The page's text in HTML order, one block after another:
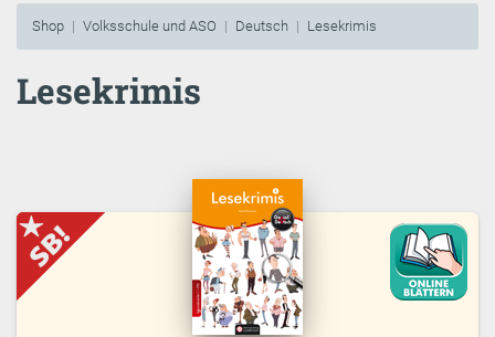
Shop Volksschule und ASO Deutsch Lesekrimis
Lesekrimis